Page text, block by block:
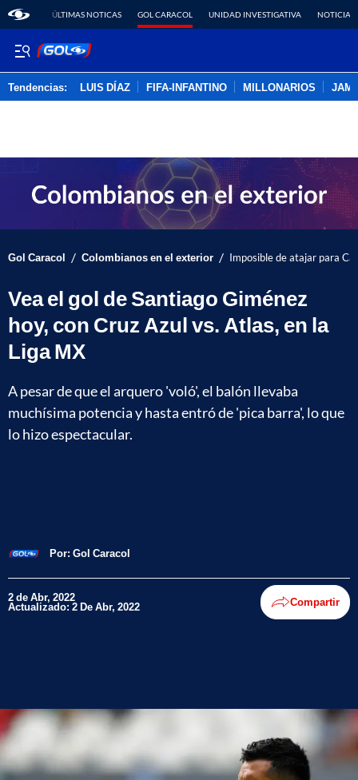
ÚLTIMAS NOTICAS GOL CARACOL UNIDAD INVESTIGATIVA NOTICIAS
Tendencias: LUIS DÍAZ FIFA-INFANTINO MILLONARIOS
Gol Caracol / Colombianos en el exterior / Imposible de atajar para
Vea el gol de Santiago Giménez
hoy, con Cruz Azul vs. Atlas, en la
Liga MX
A pesar de que el arquero 'voló', el balón llevaba
muchísima potencia y hasta entró de 'pica barra', lo que
lo hizo espectacular.
Por: Gol Caracol
2 de Abr, 2022
Actualizado: 2 De Abr, 2022 Compartir